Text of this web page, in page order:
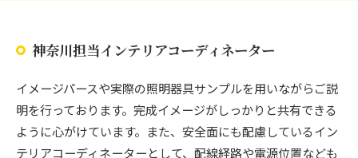
神奈川担当インテリアコーディネーター
イメージパースや実際の照明器具サンプルを用いながらご説
明を行っております。完成イメージがしっかりと共有できる
ように心がけています。また、安全面にも配慮しているイン
テリアコーディネーターとして、配線経路や電源位置なども